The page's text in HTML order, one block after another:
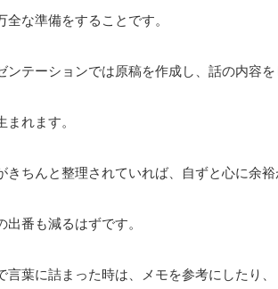
全な準備をすることです。
ンテーションでは原稿を作成し、話の内容を
れます。
きちんと整理されていれば、自ずと心に余裕
出番も減るはずです。
言葉に詰まった時は、メモを参考にしたり、